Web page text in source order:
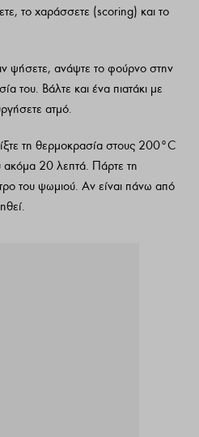
το χαράσσετε (scoring) και το
ψήσετε, ανάψτε το φούρνο στην
του. Βάλτε και ένα πιατάκι με
ατμό.
τη θερμοκρασία στους 200°C
ακόμα 20 λεπτά. Πάρτε τη
του ψωμιού. Αν είναι πάνω από